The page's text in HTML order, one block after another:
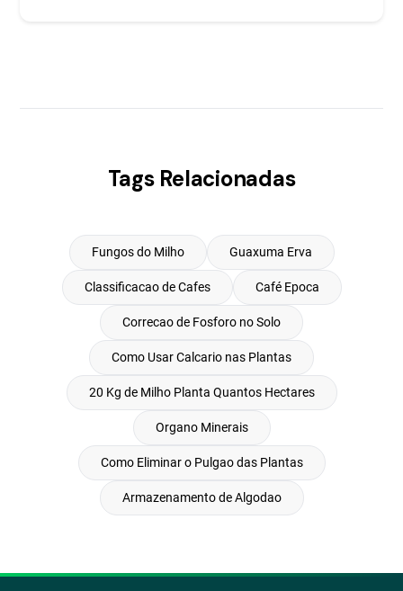
Tags Relacionadas
Fungos do Milho Guaxuma Erva
Classificacao de Cafes Café Epoca
Correcao de Fosforo no Solo
Como Usar Calcario nas Plantas
20 Kg de Milho Planta Quantos Hectares
Organo Minerais
Como Eliminar o Pulgao das Plantas
Armazenamento de Algodao